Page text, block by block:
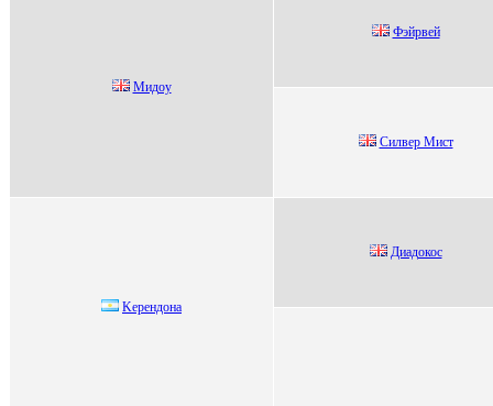
Mидoу
Фэйрвeй
Силвep Мист
Kepeндoнa
Диадокоc